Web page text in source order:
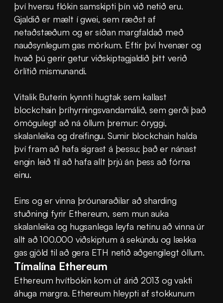
því hversu flókin samskipti þín við netið eru.
Gjaldið er mælt í gwei, sem ræðst af
netaðstæðum og er síðan margfaldað með
nauðsynlegum gas mörkum. Eftir því hvenær og
hvað þú gerir getur viðskiptagjaldið þitt verið
örlítið mismunandi.
Vitalik Buterin kynnti hugtak sem kallast
blockchain þríhyrningsvandamálið, sem gerði það
ómögulegt að ná öllum þremur: öryggi,
skalanleika og dreifingu. Sumir blockchain halda
því fram að hafa sigrast á þessu; það er nánast
engin leið til að hafa allt þrjú án þess að fórna
einu.
Eins og er vinna þróunaraðilar að sharding
stuðningi fyrir Ethereum, sem mun auka
skalanleika og hugsanlega leyfa netinu að vinna úr
allt að 100.000 viðskiptum á sekúndu og lækka
gas gjöld til að gera ETH netið aðgengilegt öllum.
Tímalína Ethereum
Ethereum hvítbókin kom út árið 2013 og vakti
áhuga margra. Ethereum hleypti af stokkunum